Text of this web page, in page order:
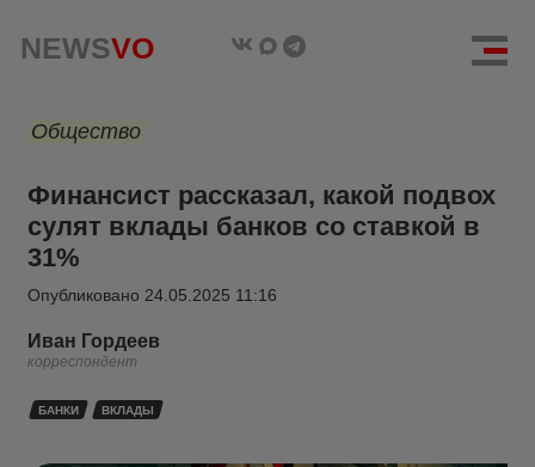
NEWSVO
Общество
Финансист рассказал, какой подвох
сулят вклады банков со ставкой в
31%
Опубликовано 24.05.2025 11:16
Иван Гордеев
корреспондент
БАНКИ ВКЛАДЫ